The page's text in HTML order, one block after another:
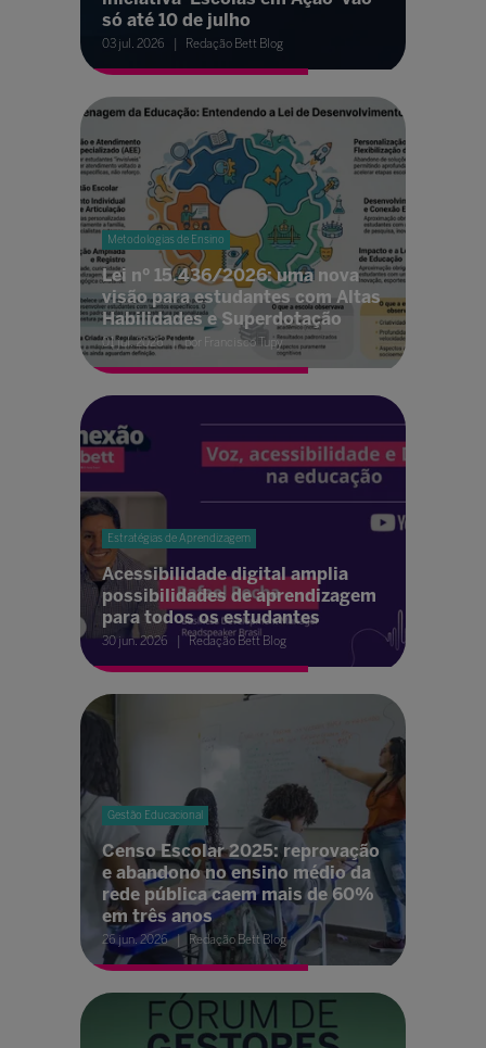
só até 10 de julho
03 jul. 2026 Redação Bett Blog
Metodologias de Ensino
Lei nº 15.436/2026: uma nova
visão para estudantes com Altas
Habilidades e Superdotação
01 jul. 2026 por Francisco Tupy
Estratégias de Aprendizagem
Acessibilidade digital amplia
possibilidades de aprendizagem
para todos os estudantes
30 jun. 2026 Redação Bett Blog
Gestão Educacional
Censo Escolar 2025: reprovação
e abandono no ensino médio da
rede pública caem mais de 60%
em três anos
26 jun. 2026 Redação Bett Blog